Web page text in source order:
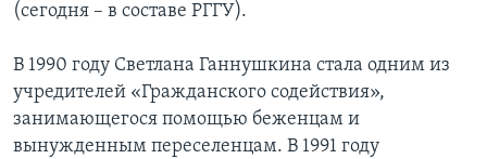
(сегодня – в составе РГГУ).
В 1990 году Светлана Ганнушкина стала одним из
учредителей «Гражданского содействия»,
занимающегося помощью беженцам и
вынужденным переселенцам. В 1991 году